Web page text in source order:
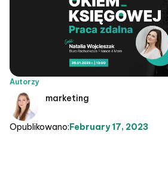
Autorzy
marketing
Opublikowano:February 17, 2023